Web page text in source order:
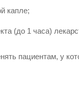
капле;
(до 1 часа)
пациентам, у